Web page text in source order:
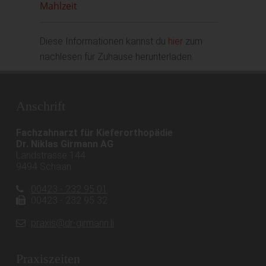
Mahlzeit
Diese Informationen kannst du hier zum
nachlesen für Zuhause herunterladen.